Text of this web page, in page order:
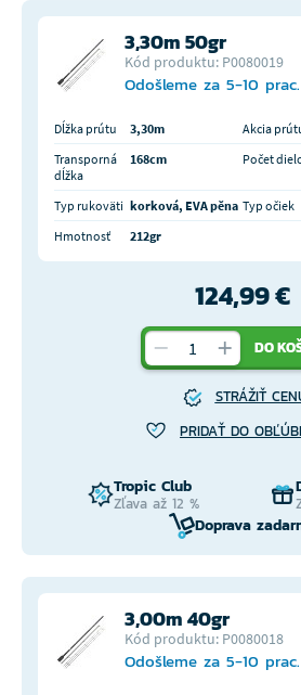
3,30m 50gr
Kód produktu: P0080019
Odošleme za 5-10
Dĺžka prútu 3,30m Akcia
Transporná
dĺžka
168cm Počet
Typ rukoväti korková, EVA pěna Typ očiek
Hmotnosť
212gr
124,99 €
DO
STRÁŽIŤ
PRIDAŤ DO
Tropic Club
Zľava až 12 %
Doprava
3,00m 40gr
Kód produktu: P0080018
Odošleme za 5-10